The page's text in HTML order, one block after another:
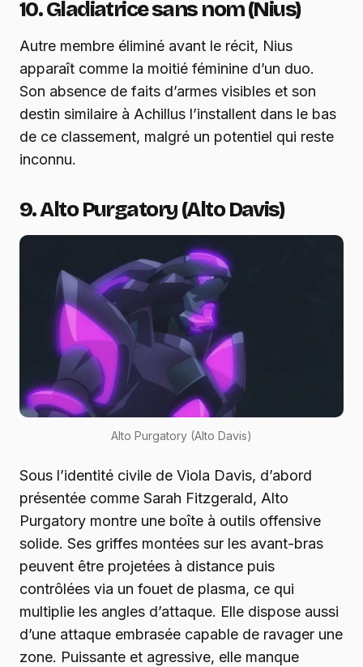
10. Gladiatrice sans nom (Nius)
Autre membre éliminé avant le récit, Nius
apparaît comme la moitié féminine d’un duo.
Son absence de faits d’armes visibles et son
destin similaire à Achillus l’installent dans le bas
de ce classement, malgré un potentiel qui reste
inconnu.
9. Alto Purgatory (Alto Davis)
Alto Purgatory (Alto Davis)
Sous l’identité civile de Viola Davis, d’abord
présentée comme Sarah Fitzgerald, Alto
Purgatory montre une boîte à outils offensive
solide. Ses griffes montées sur les avant-bras
peuvent être projetées à distance puis
contrôlées via un fouet de plasma, ce qui
multiplie les angles d’attaque. Elle dispose aussi
d’une attaque embrasée capable de ravager une
zone. Puissante et agressive, elle manque